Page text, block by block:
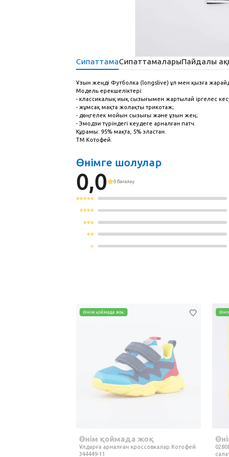
СипаттамаСипаттамаларыПайдалы
Ұзын жеңді Футболка (longslive) ұл мен қызға
Модель ерекшеліктері:
- классикалық иық сызығымен жартылай іргелес
- жұмсақ мақта жолақты трикотаж;
- дөңгелек мойын сызығы және ұзын жең;
- Эмодзи түріндегі кеудеге арналған патч.
Құрамы: 95% мақта, 5% эластан.
ТМ Котофей.
Өнімге шолулар
0,0 0 бағалау
Өнім қоймада жоқ
Өнім қоймада жоқ
Ұлдарға арналған кроссовкалар Котофей
344449-11